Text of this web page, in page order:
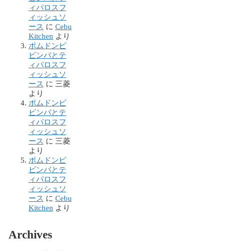
ィパロスフ
ィッシュソ
ース に Cebu
Kitchen より
ポムドンビ
ビンバとテ
ィパロスフ
ィッシュソ
ース に 三菱
より
ポムドンビ
ビンバとテ
ィパロスフ
ィッシュソ
ース に 三菱
より
ポムドンビ
ビンバとテ
ィパロスフ
ィッシュソ
ース に Cebu
Kitchen より
Archives